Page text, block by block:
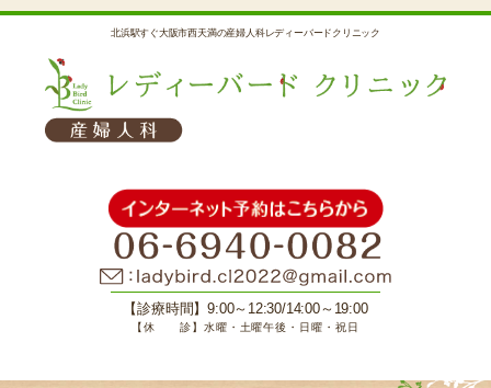
北浜駅すぐ大阪市西天満の産婦人科レディーバードクリニック
【診療時間】9:00～12:30/14:00～19:00
【休 診】水曜・土曜午後・日曜・祝日